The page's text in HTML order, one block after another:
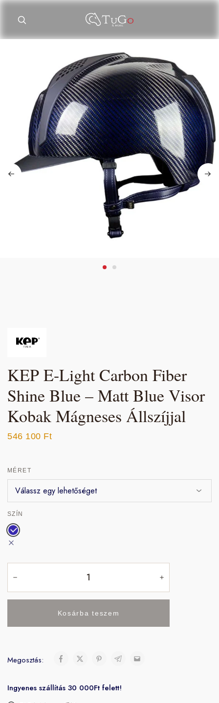
KEP E-Light Carbon Fiber
Shine Blue – Matt Blue Visor
Kobak Mágneses Állszíjjal
546 100 Ft
MÉRET
SZÍN
Kosárba teszem
Megosztás:
Ingyenes szállítás 30 000Ft felett!